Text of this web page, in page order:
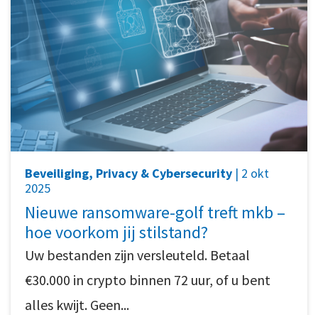
Beveiliging, Privacy & Cybersecurity | 2 okt
2025
Nieuwe ransomware-golf treft mkb –
hoe voorkom jij stilstand?
Uw bestanden zijn versleuteld. Betaal
€30.000 in crypto binnen 72 uur, of u bent
alles kwijt. Geen...